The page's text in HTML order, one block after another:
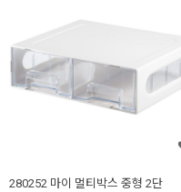
280252 마이 멀티박스 중형 2단